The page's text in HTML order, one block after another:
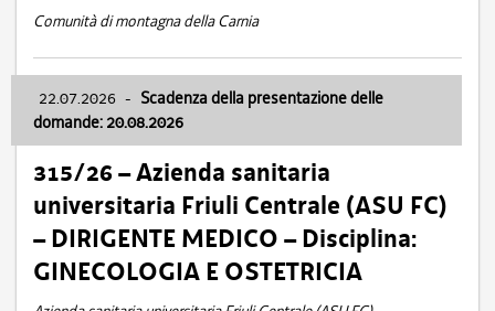
Comunità di montagna della Carnia
22.07.2026 - Scadenza della presentazione delle
domande: 20.08.2026
315/26 – Azienda sanitaria
universitaria Friuli Centrale (ASU FC)
– DIRIGENTE MEDICO – Disciplina:
GINECOLOGIA E OSTETRICIA